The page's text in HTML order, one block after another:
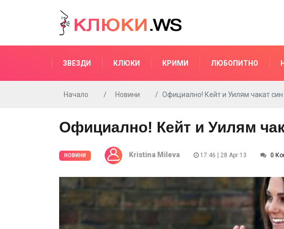
ЗВЕЗДИ КЛЮКИ КРИМИ ЛЮБОПИТНО
Начало Новини Официално! Кейт и Уилям чакат син
Официално! Кейт и Уилям
НОВИНИ Kristina Mileva 17:46 | 28 Apr 13 0